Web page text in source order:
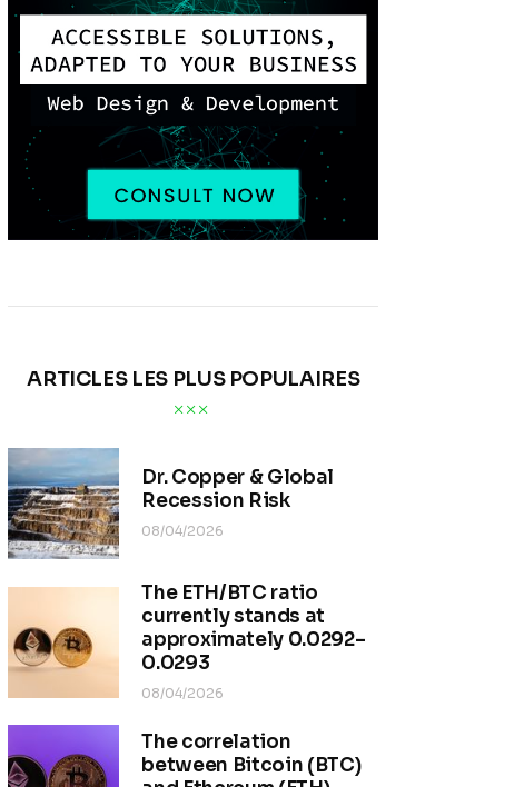
ARTICLES LES PLUS POPULAIRES
Dr. Copper & Global
Recession Risk
08/04/2026
The ETH/BTC ratio
currently stands at
approximately 0.0292–
0.0293
08/04/2026
The correlation
between Bitcoin (BTC)